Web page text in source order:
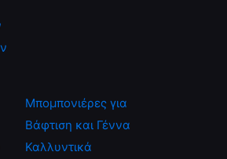
Μπομπονιέρες για
Βάφτιση και Γέννα
Καλλυντικά